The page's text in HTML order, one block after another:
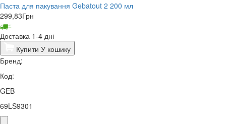
Паста для пакування Gebatout 2 200 мл
299,83Грн
Доставка 1-4 дні
Купити У кошику
Бренд:
Код:
GEB
69LS9301